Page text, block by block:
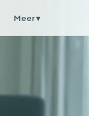
Meer ▾